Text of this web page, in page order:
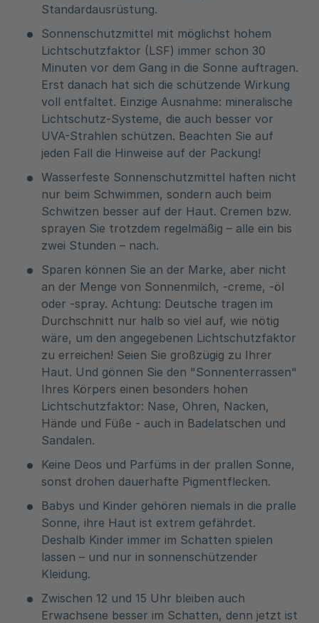
Standardausrüstung.
Sonnenschutzmittel mit möglichst hohem
Lichtschutzfaktor (LSF) immer schon 30
Minuten vor dem Gang in die Sonne auftragen.
Erst danach hat sich die schützende Wirkung
voll entfaltet. Einzige Ausnahme: mineralische
Lichtschutz-Systeme, die auch besser vor
UVA-Strahlen schützen. Beachten Sie auf
jeden Fall die Hinweise auf der Packung!
Wasserfeste Sonnenschutzmittel haften nicht
nur beim Schwimmen, sondern auch beim
Schwitzen besser auf der Haut. Cremen bzw.
sprayen Sie trotzdem regelmäßig – alle ein bis
zwei Stunden – nach.
Sparen können Sie an der Marke, aber nicht
an der Menge von Sonnenmilch, -creme, -öl
oder -spray. Achtung: Deutsche tragen im
Durchschnitt nur halb so viel auf, wie nötig
wäre, um den angegebenen Lichtschutzfaktor
zu erreichen! Seien Sie großzügig zu Ihrer
Haut. Und gönnen Sie den "Sonnenterrassen"
Ihres Körpers einen besonders hohen
Lichtschutzfaktor: Nase, Ohren, Nacken,
Hände und Füße - auch in Badelatschen und
Sandalen.
Keine Deos und Parfüms in der prallen Sonne,
sonst drohen dauerhafte Pigmentflecken.
Babys und Kinder gehören niemals in die pralle
Sonne, ihre Haut ist extrem gefährdet.
Deshalb Kinder immer im Schatten spielen
lassen – und nur in sonnenschützender
Kleidung.
Zwischen 12 und 15 Uhr bleiben auch
Erwachsene besser im Schatten, denn jetzt ist